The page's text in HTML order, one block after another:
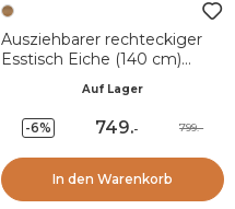
Ausziehbarer rechteckiger
Esstisch Eiche (140 cm)
Auf Lager
-6% 749.- 799.-
In den Warenkorb